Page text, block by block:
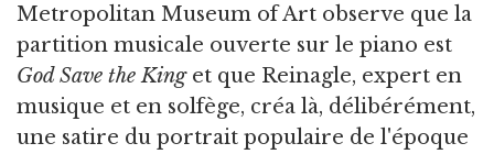
Metropolitan Museum of Art observe que la
partition musicale ouverte sur le piano est
God Save the King et que Reinagle, expert en
musique et en solfège, créa là, délibérément,
une satire du portrait populaire de l'époque